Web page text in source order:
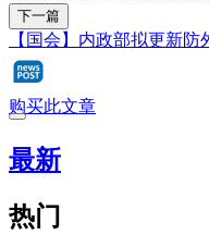
下一篇
【国会】内政部拟更新
购买此文章
最新
热门